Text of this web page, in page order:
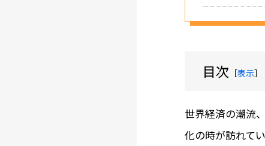
目次 ［表示］
世界経済の潮流
化の時が訪れてい